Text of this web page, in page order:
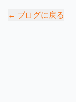
← ブログに戻る